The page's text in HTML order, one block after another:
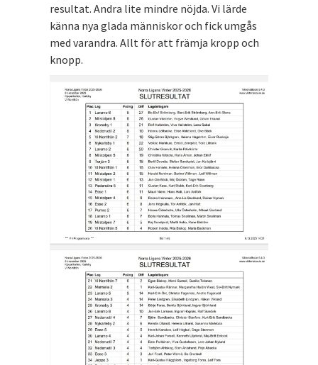
resultat. Andra lite mindre nöjda. Vi lärde
känna nya glada människor och fick umgås
med varandra. Allt för att främja kropp och
knopp.